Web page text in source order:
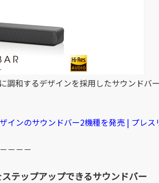
調和するデザインを採用したサウンド
インのサウンドバー2機種を発売 | プレス
－－－
テップアップできるサウンドバー